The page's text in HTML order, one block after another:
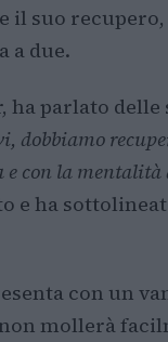
il suo
a due.
ha parlato
dobbiamo
con la mentalità
ha
con un
mollerà